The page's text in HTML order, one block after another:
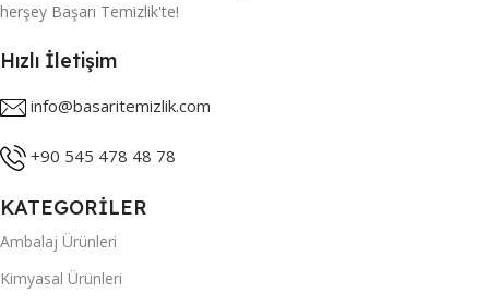
herşey Başarı Temizlik'te!
Hızlı İletişim
info@basaritemizlik.com
+90 545 478 48 78
KATEGORİLER
Ambalaj Ürünleri
Kimyasal Ürünleri